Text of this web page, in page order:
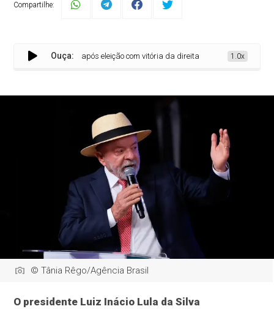
Compartilhe:
Ouça:
Colômbia após eleição com vitória da direita 1.0x
© Tânia Rêgo/Agência Brasil
O presidente Luiz Inácio Lula da Silva